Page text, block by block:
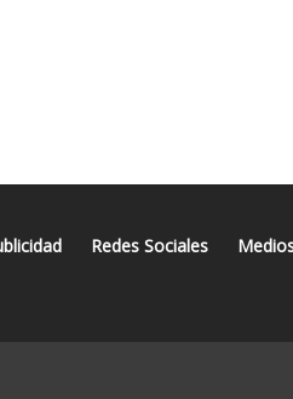
Redes Sociales